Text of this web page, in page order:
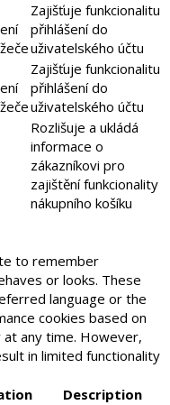
Zajišťuje funkcionalitu
přihlášení do
uživatelského účtu
Zajišťuje funkcionalitu
přihlášení do
uživatelského účtu
Rozlišuje a ukládá
informace o
zákazníkovi pro
zajištění funkcionality
nákupního košíku
to remember
or looks. These
language or the
cookies based on
at any time. However,
in limited functionality
Description